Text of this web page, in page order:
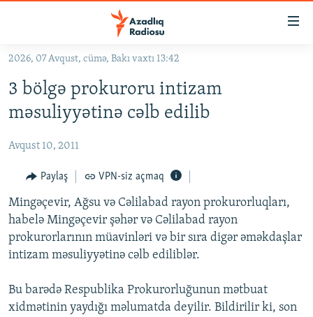
Əsas
qayıt
Əsas
naviqasiyaya
qayıt
#İZAHLA
KORRUPSIOMETR
#ƏSLINDƏ
FƏRQƏ BAX
QANUNI DOĞRU
ARAŞDIRMA
MULTIMEDIA
FOTOQALEREYA
OXU ZALI
HAQQIMIZDA
2026, 07 Avqust, cümə, Bakı vaxtı 13:42
3 bölgə prokuroru intizam
məsuliyyətinə cəlb edilib
Avqust 10, 2011
Paylaş VPN-siz açmaq
Mingəçevir, Ağsu və Cəlilabad rayon prokurorluqları,
habelə Mingəçevir şəhər və Cəlilabad rayon
prokurorlarının müavinləri və bir sıra digər əməkdaşlar
intizam məsuliyyətinə cəlb ediliblər.
Bu barədə Respublika Prokurorluğunun mətbuat
xidmətinin yaydığı məlumatda deyilir. Bildirilir ki, son